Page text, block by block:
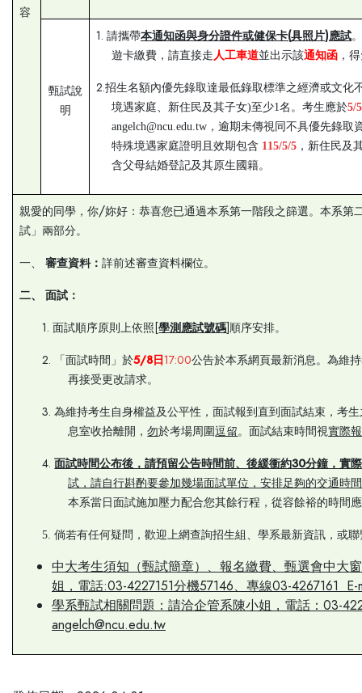
容
甄試說
明
1. 請攜帶本通知函與身分證件或健保卡(具照片)應試。
遊卡繳費，請直接走 人工車道並出示該通知函，
2.招生名額內優先錄取達最低錄取標準之經濟或文化
境遇家庭、新住民及其子女)至少1名。考生應於5/
angelch@ncu.edu.tw，逾期未傳視同不具優先錄取
特殊境遇家庭證明且效期包含 115/5/5，新住民及
含父母結婚登記及其原生國籍。
親愛的同學，你/妳好：恭喜您已通過本系第一階段之篩選。本系第
試」兩部分。
一、 審查資料： 詳前述審查資料欄位。
二、 面試：
1. 面試順序原則上依照[學測應試號碼] 順序安排。
2. 「面試時間」於5/8 日 17:00公告於本系網頁最新消息。為維
再接受更改請求。
3. 為維持考生自身權益及公平性，面試報到直到面試結束，考
息室收拾離開，勿於考場周圍逗留 。面試結束時間視實際
4. 面試時間公布後，請預留公告時間前、後緩衝約30分鐘，實
試，請自行斟酌要參加幾場面試單位，安排足夠的交通時
本系當日面試施加壓力配合您其餘行程，從容餘裕的時間
5. 倘若有任何疑問，歡迎上網查詢招生組、學系最新資訊，或
中大考生須知（甄試簡章）、報名繳費、甄選會中大
姐，電話:03-4227151分機57146、專線03-4267161 E-
學系甄試相關問題：請洽企管系陳小姐，電話：03-
angelch@ncu.edu.tw